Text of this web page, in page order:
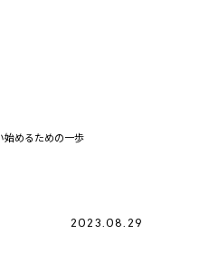
めるための一歩
2023.08.29